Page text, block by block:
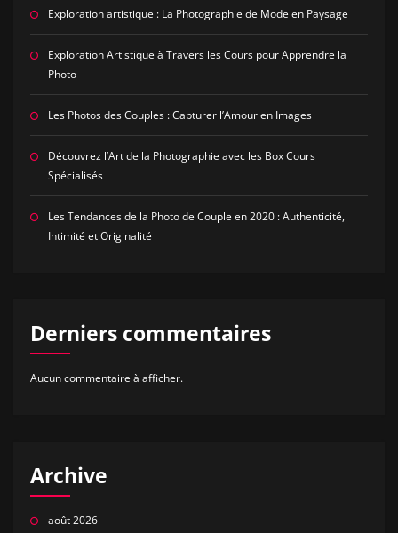
Exploration artistique : La Photographie de Mode en Paysage
Exploration Artistique à Travers les Cours pour Apprendre la
Photo
Les Photos des Couples : Capturer l’Amour en Images
Découvrez l’Art de la Photographie avec les Box Cours
Spécialisés
Les Tendances de la Photo de Couple en 2020 : Authenticité,
Intimité et Originalité
Derniers commentaires
Aucun commentaire à afficher.
Archive
août 2026